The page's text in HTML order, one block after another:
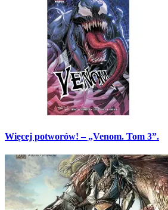
Więcej potworów! – „Venom. Tom 3”.